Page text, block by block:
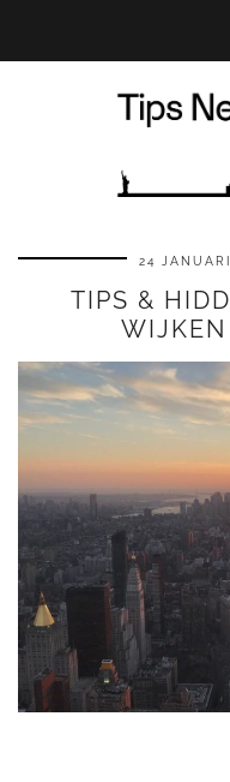
24
TIPS &